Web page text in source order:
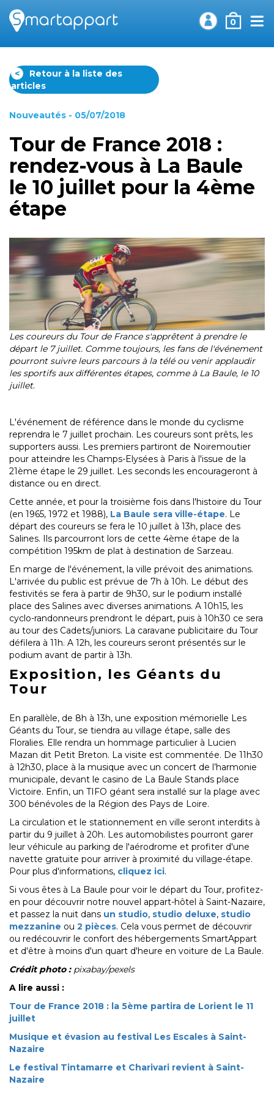
0
<
Retour à la liste des
articles
Nouveautés - 05/07/2018
Tour de France 2018 :
rendez-vous à La Baule
le 10 juillet pour la 4ème
étape
Les coureurs du Tour de France s'apprêtent à prendre le
départ le 7 juillet. Comme toujours, les fans de l'événement
pourront suivre leurs parcours à la télé ou venir applaudir
les sportifs aux différentes étapes, comme à La Baule, le 10
juillet.
L'événement de référence dans le monde du cyclisme
reprendra le 7 juillet prochain. Les coureurs sont prêts, les
supporters aussi. Les premiers partiront de Noiremoutier
pour atteindre les Champs-Elysées à Paris à l'issue de la
21ème étape le 29 juillet. Les seconds les encourageront à
distance ou en direct.
Cette année, et pour la troisième fois dans l'histoire du Tour
(en 1965, 1972 et 1988), La Baule sera ville-étape. Le
départ des coureurs se fera le 10 juillet à 13h, place des
Salines. Ils parcourront lors de cette 4ème étape de la
compétition 195km de plat à destination de Sarzeau.
En marge de l'événement, la ville prévoit des animations.
L'arrivée du public est prévue de 7h à 10h. Le début des
festivités se fera à partir de 9h30, sur le podium installé
place des Salines avec diverses animations. A 10h15, les
cyclo-randonneurs prendront le départ, puis à 10h30 ce sera
au tour des Cadets/juniors. La caravane publicitaire du Tour
défilera à 11h. A 12h, les coureurs seront présentés sur le
podium avant de partir à 13h.
Exposition, les Géants du
Tour
En parallèle, de 8h à 13h, une exposition mémorielle Les
Géants du Tour, se tiendra au village étape, salle des
Floralies. Elle rendra un hommage particulier à Lucien
Mazan dit Petit Breton. La visite est commentée. De 11h30
à 12h30, place à la musique avec un concert de l’harmonie
municipale, devant le casino de La Baule Stands place
Victoire. Enfin, un TIFO géant sera installé sur la plage avec
300 bénévoles de la Région des Pays de Loire.
La circulation et le stationnement en ville seront interdits à
partir du 9 juillet à 20h. Les automobilistes pourront garer
leur véhicule au parking de l'aérodrome et profiter d'une
navette gratuite pour arriver à proximité du village-étape.
Pour plus d'informations, cliquez ici.
Si vous êtes à La Baule pour voir le départ du Tour, profitez-
en pour découvrir notre nouvel appart-hôtel à Saint-Nazaire,
et passez la nuit dans un studio, studio deluxe, studio
mezzanine ou 2 pièces. Cela vous permet de découvrir
ou redécouvrir le confort des hébergements SmartAppart
et d'être à moins d'un quart d'heure en voiture de La Baule.
Crédit photo :pixabay/pexels
A lire aussi :
Tour de France 2018 : la 5ème partira de Lorient le 11
juillet
Musique et évasion au festival Les Escales à Saint-
Nazaire
Le festival Tintamarre et Charivari revient à Saint-
Nazaire